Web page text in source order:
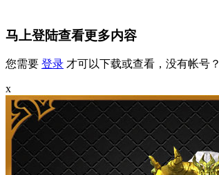
马上登陆查看更多内容
您需要 登录 才可以下载或查看，没有帐号？
x